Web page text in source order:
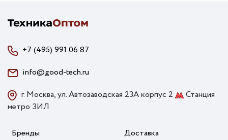
+7 (495) 991 06 87
info@good-tech.ru
г. Москва, ул. Автозаводская 23А корпус 2
Станция
метро ЗИЛ
Бренды
Доставка